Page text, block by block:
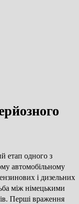
етап одного з
автомобільному
і дизельних
між німецькими
Перші враження